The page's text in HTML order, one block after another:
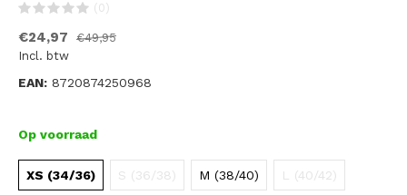
(0)
€24,97
€49,95
Incl. btw
EAN: 8720874250968
Op voorraad
XS (34/36) S (36/38) M (38/40) L (40/42)